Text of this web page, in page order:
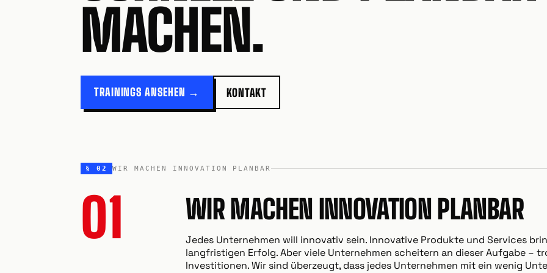
MACHEN.
TRAININGS ANSEHEN → KONTAKT
§ 02 WIR MACHEN INNOVATION PLANBAR
01 WIR MACHEN INNOVATION PLANBAR
Jedes Unternehmen will innovativ sein. Innovative Produkte und Services
langfristigen Erfolg. Aber viele Unternehmen scheitern an dieser Aufgabe –
Investitionen. Wir sind überzeugt, dass jedes Unternehmen mit ein wenig